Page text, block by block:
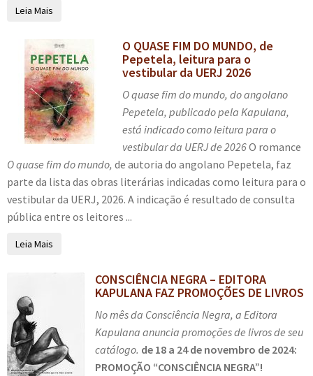
c
e
n
d
e
n
t
e
e
s
c
e
n
d
e
n
t
e
Leia Mais
O QUASE FIM DO MUNDO, de
Pepetela, leitura para o
vestibular da UERJ 2026
O quase fim do mundo, do angolano
Pepetela, publicado pela Kapulana,
está indicado como leitura para o
vestibular da UERJ de 2026O romance
O quase fim do mundo, de autoria do angolano Pepetela, faz
parte da lista das obras literárias indicadas como leitura para o
vestibular da UERJ, 2026. A indicação é resultado de consulta
pública entre os leitores ...
Leia Mais
CONSCIÊNCIA NEGRA – EDITORA
KAPULANA FAZ PROMOÇÕES DE LIVROS
No mês da Consciência Negra, a Editora
Kapulana anuncia promoções de livros de seu
catálogo. de 18 a 24 de novembro de 2024:
PROMOÇÃO “CONSCIÊNCIA NEGRA”!